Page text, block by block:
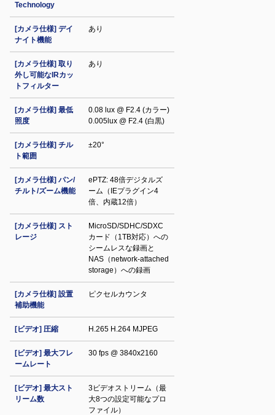
Technology
[カメラ仕様] デイ
ナイト機能
あり
[カメラ仕様] 取り
外し可能なIRカッ
トフィルター
あり
[カメラ仕様] 最低
照度
0.08 lux @ F2.4 (カラー)
0.005lux @ F2.4 (白黒)
[カメラ仕様] チル
ト範囲
±20°
[カメラ仕様] パン/
チルト/ズーム機能
ePTZ: 48倍デジタルズ
ーム（IEプラグイン4
倍、内蔵12倍）
[カメラ仕様] スト
レージ
MicroSD/SDHC/SDXC
カード（1TB対応）への
シームレスな録画と
NAS（network-attached
storage）への録画
[カメラ仕様] 設置
補助機能
ピクセルカウンタ
[ビデオ] 圧縮 H.265 H.264 MJPEG
[ビデオ] 最大フレ
ームレート
30 fps @ 3840x2160
[ビデオ] 最大スト
リーム数
3ビデオストリーム（最
大8つの設定可能なプロ
ファイル）